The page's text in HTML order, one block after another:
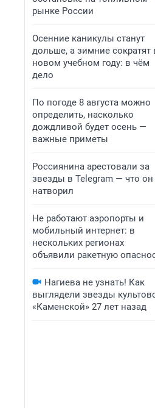
рынке России
Осенние каникулы станут
дольше, а зимние сократят
новом учебном году: в чём
дело
По погоде 8 августа можно
определить, насколько
дождливой будет осень —
важные приметы
Россиянина арестовали за
звезды в Telegram — что он
натворил
Не работают аэропорты и
мобильный интернет: в
нескольких регионах
объявили ракетную
Нагиева не узнать! Как
выглядели звезды
«Каменской» 27 лет назад